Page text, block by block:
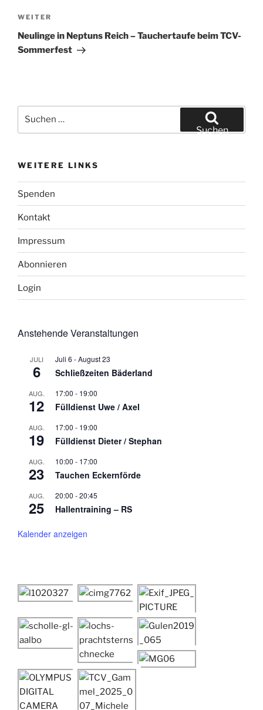
Nächster
Beitrag
WEITER
Neulinge in Neptuns Reich – Tauchertaufe beim TCV-
Sommerfest
nach:
Suchen
WEITERE LINKS
Spenden
Kontakt
Impressum
Abonnieren
Login
Anstehende Veranstaltungen
JULI
6
Juli 6 -August 23
Schließzeiten Bäderland
AUG.
12
17:00 - 19:00
Fülldienst Uwe / Axel
AUG.
19
17:00 - 19:00
Fülldienst Dieter / Stephan
AUG.
23
10:00 - 17:00
Tauchen Eckernförde
AUG.
25
20:00 -20:45
Hallentraining – RS
Kalender anzeigen